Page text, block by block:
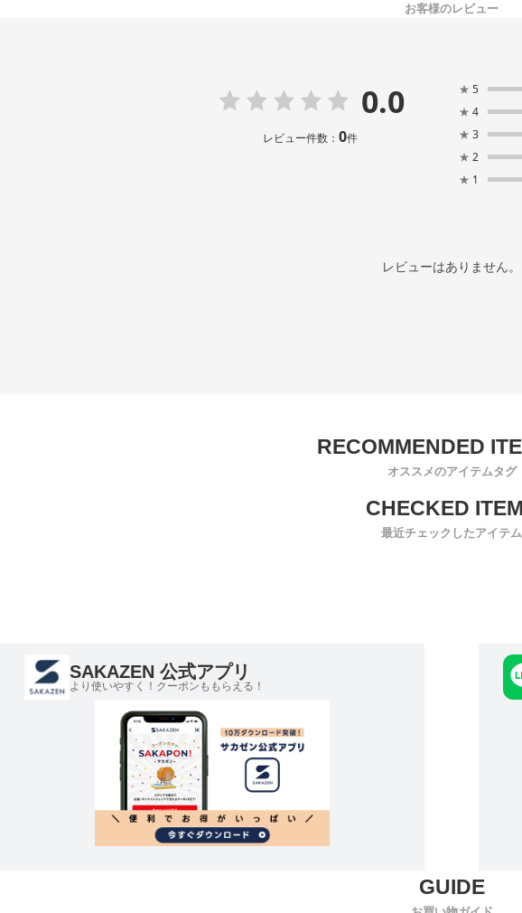
お客様のレビュー
0.0
レビュー件数： 0件
★ 5
★ 4
★ 3
★ 2
★ 1
レビューはありません。
オススメのアイテムタグ
最近チェックしたアイテム
SAKAZEN 公式アプリ
より使いやすく！クーポンももらえる！